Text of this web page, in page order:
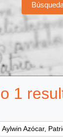
1
Remove filter:
Aylwin Azócar,